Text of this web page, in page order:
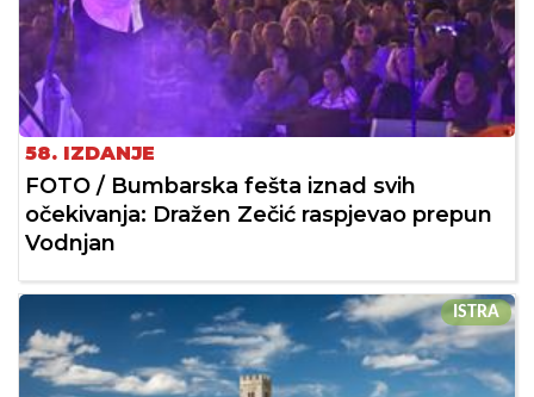
58. IZDANJE
FOTO / Bumbarska fešta iznad svih
očekivanja: Dražen Zečić raspjevao prepun
Vodnjan
ISTRA